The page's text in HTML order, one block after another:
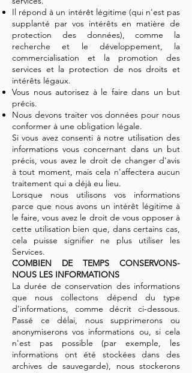
Il répond à un intérêt légitime (qui n'est pas
supplanté par vos intérêts en matière de
protection des données), comme la
recherche et le développement, la
commercialisation et la promotion des
services et la protection de nos droits et
intérêts légaux.
Vous nous autorisez à le faire dans un but
précis.
Nous devons traiter vos données pour nous
conformer à une obligation légale.
Si vous avez consenti à notre utilisation des
informations vous concernant dans un but
précis, vous avez le droit de changer d'avis
à tout moment, mais cela n'affectera aucun
traitement qui a déjà eu lieu.
Lorsque nous utilisons vos informations
parce que nous avons un intérêt légitime à
le faire, vous avez le droit de vous opposer à
cette utilisation bien que, dans certains cas,
cela puisse signifier ne plus utiliser les
Services.
COMBIEN DE TEMPS CONSERVONS-
NOUS LES INFORMATIONS
La durée de conservation des informations
que nous collectons dépend du type
d'informations, comme décrit ci-dessous.
Passé ce délai, nous supprimerons ou
anonymiserons vos informations ou, si cela
n'est pas possible (par exemple, les
informations ont été stockées dans des
archives de sauvegarde), nous stockerons